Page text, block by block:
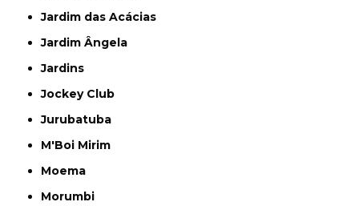
Jardim das Acácias
Jardim Ângela
Jardins
Jockey Club
Jurubatuba
M'Boi Mirim
Moema
Morumbi